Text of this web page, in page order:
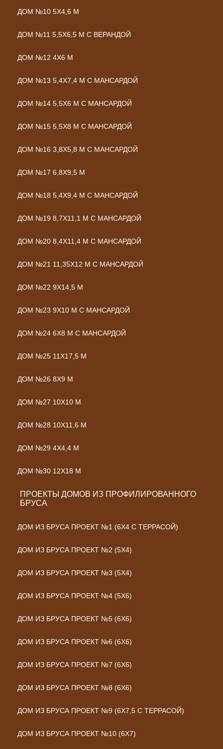
ДОМ №10 5Х4,6 М
ДОМ №11 5,5Х6,5 М С ВЕРАНДОЙ
ДОМ №12 4Х6 М
ДОМ №13 5,4Х7,4 М С МАНСАРДОЙ
ДОМ №14 5,5Х6 М С МАНСАРДОЙ
ДОМ №15 5,5Х8 М С МАНСАРДОЙ
ДОМ №16 3,8Х5,8 М С МАНСАРДОЙ
ДОМ №17 6,8Х9,5 М
ДОМ №18 5,4Х9,4 М С МАНСАРДОЙ
ДОМ №19 8,7Х11,1 М С МАНСАРДОЙ
ДОМ №20 8,4Х11,4 М С МАНСАРДОЙ
ДОМ №21 11,35Х12 М С МАНСАРДОЙ
ДОМ №22 9Х14,5 М
ДОМ №23 9Х10 М С МАНСАРДОЙ
ДОМ №24 6Х8 М С МАНСАРДОЙ
ДОМ №25 11Х17,5 М
ДОМ №26 8Х9 М
ДОМ №27 10Х10 М
ДОМ №28 10Х11,6 М
ДОМ №29 4Х4,4 М
ДОМ №30 12Х18 М
ПРОЕКТЫ ДОМОВ ИЗ ПРОФИЛИРОВАННОГО
БРУСА
ДОМ ИЗ БРУСА ПРОЕКТ №1 (6Х4 С ТЕРРАСОЙ)
ДОМ ИЗ БРУСА ПРОЕКТ №2 (5Х4)
ДОМ ИЗ БРУСА ПРОЕКТ №3 (5Х4)
ДОМ ИЗ БРУСА ПРОЕКТ №4 (5Х6)
ДОМ ИЗ БРУСА ПРОЕКТ №5 (6Х6)
ДОМ ИЗ БРУСА ПРОЕКТ №6 (6Х6)
ДОМ ИЗ БРУСА ПРОЕКТ №7 (6Х6)
ДОМ ИЗ БРУСА ПРОЕКТ №8 (6Х6)
ДОМ ИЗ БРУСА ПРОЕКТ №9 (6Х7,5 С ТЕРРАСОЙ)
ДОМ ИЗ БРУСА ПРОЕКТ №10 (6Х7)